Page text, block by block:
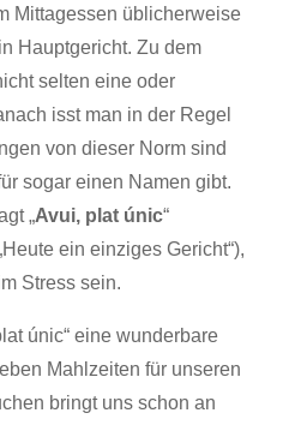
Mittagessen üblicherweise
Hauptgericht. Zu dem
selten eine oder
isst man in der Regel
von dieser Norm sind
sogar einen Namen gibt.
„Avui, plat únic“
ein einziges Gericht“),
Stress sein.
únic“ eine wunderbare
Mahlzeiten für unseren
bringt uns schon an